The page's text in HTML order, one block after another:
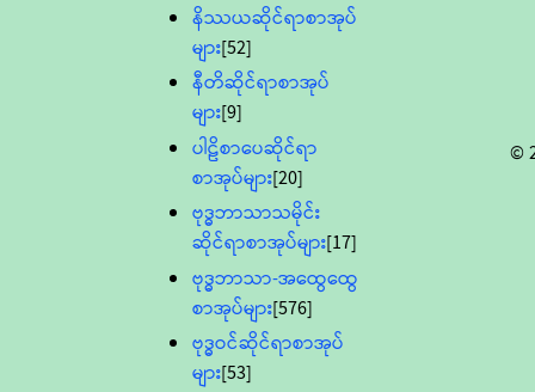
နိဿယဆိုင်ရာစာအုပ်
များ[52]
နီတိဆိုင်ရာစာအုပ်
များ[9]
ပါဠိစာပေဆိုင်ရာ
စာအုပ်များ[20]
ဗုဒ္ဓဘာသာသမိုင်း
ဆိုင်ရာစာအုပ်များ[17]
ဗုဒ္ဓဘာသာ-အထွေထွေ
စာအုပ်များ[576]
ဗုဒ္ဓဝင်ဆိုင်ရာစာအုပ်
များ[53]
©